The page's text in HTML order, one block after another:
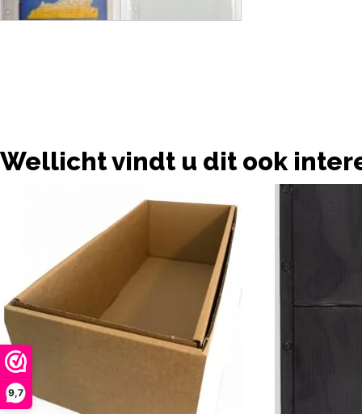
9,7
Wellicht vindt u dit ook